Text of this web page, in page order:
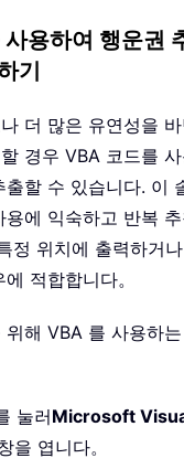
용하여 행운권
기
더 많은 유연성을
경우 VBA 코드를
출할 수 있습니다. 이
에 익숙하고 반복
정 위치에 출력하거
적합합니다。
위해 VBA 를 사용하
눌러Microsoft
을 엽니다。